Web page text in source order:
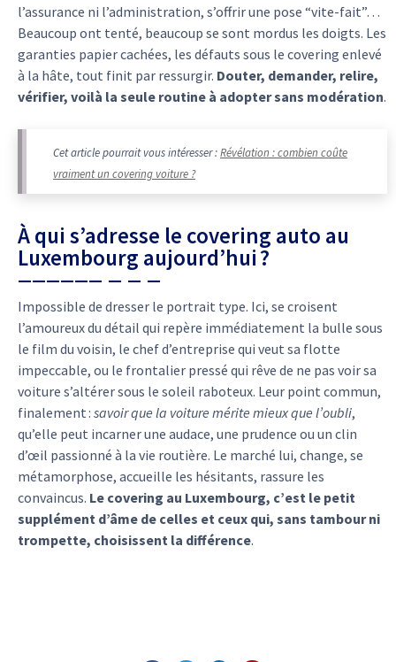
l’assurance ni l’administration, s’offrir une pose “vite-fait”…
Beaucoup ont tenté, beaucoup se sont mordus les doigts. Les
garanties papier cachées, les défauts sous le covering enlevé
à la hâte, tout finit par ressurgir. Douter, demander, relire,
vérifier, voilà la seule routine à adopter sans modération.
Cet article pourrait vous intéresser :Révélation : combien coûte
vraiment un covering voiture ?
À qui s’adresse le covering auto au
Luxembourg aujourd’hui ?
Impossible de dresser le portrait type. Ici, se croisent
l’amoureux du détail qui repère immédiatement la bulle sous
le film du voisin, le chef d’entreprise qui veut sa flotte
impeccable, ou le frontalier pressé qui rêve de ne pas voir sa
voiture s’altérer sous le soleil raboteux. Leur point commun,
finalement : savoir que la voiture mérite mieux que l’oubli,
qu’elle peut incarner une audace, une prudence ou un clin
d’œil passionné à la vie routière. Le marché lui, change, se
métamorphose, accueille les hésitants, rassure les
convaincus. Le covering au Luxembourg, c’est le petit
supplément d’âme de celles et ceux qui, sans tambour ni
trompette, choisissent la différence.